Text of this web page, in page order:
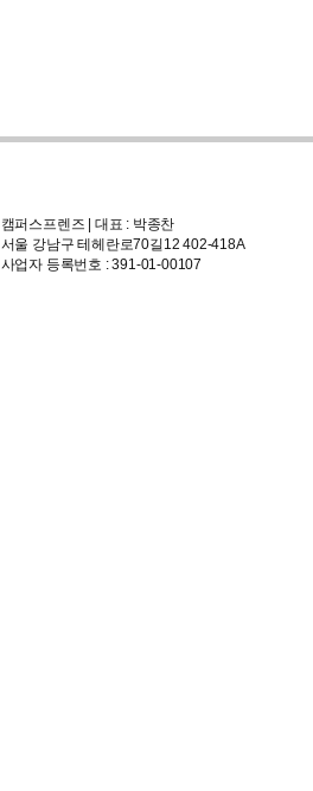
캠퍼스프렌즈 | 대표 : 박종찬
서울 강남구 테헤란로70길12 402-418A
사업자 등록번호 : 391-01-00107